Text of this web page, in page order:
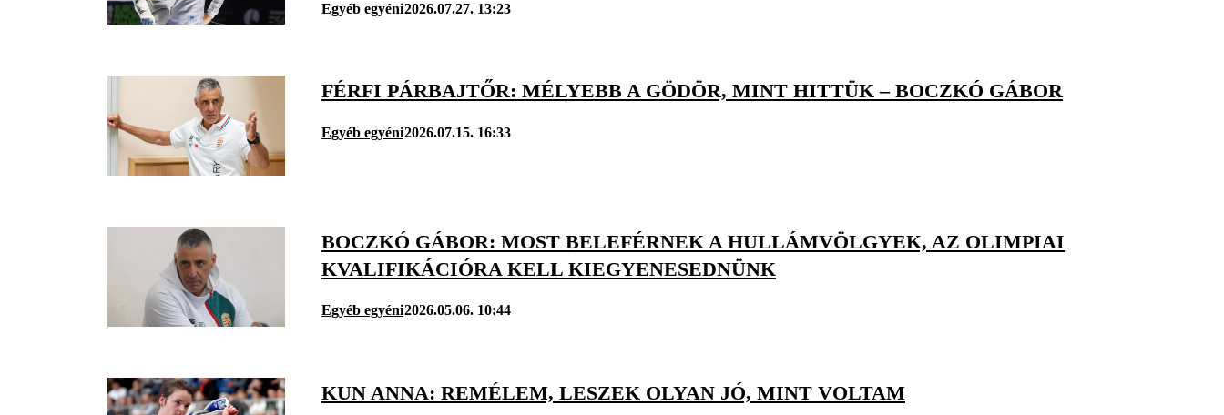
Egyéb egyéni2026.07.27. 13:23
FÉRFI PÁRBAJTŐR: MÉLYEBB A GÖDÖR, MINT HITTÜK – BOCZKÓ GÁBOR
Egyéb egyéni2026.07.15. 16:33
BOCZKÓ GÁBOR: MOST BELEFÉRNEK A HULLÁMVÖLGYEK, AZ OLIMPIAI
KVALIFIKÁCIÓRA KELL KIEGYENESEDNÜNK
Egyéb egyéni2026.05.06. 10:44
KUN ANNA: REMÉLEM, LESZEK OLYAN JÓ, MINT VOLTAM